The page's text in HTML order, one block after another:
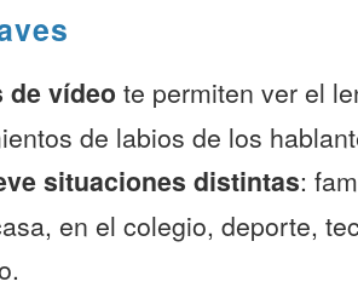
de vídeo te permiten ver el
de labios de los
situaciones distintas:
en el colegio, deporte,